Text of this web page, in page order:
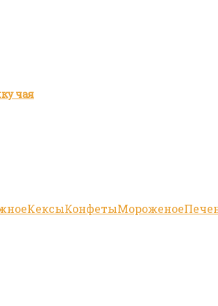
чая
КексыКонфетыМороженое